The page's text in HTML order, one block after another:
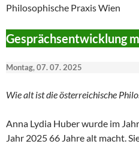
Philosophische Praxis Wien
Gesprächsentwicklung
Montag, 07. 07. 2025
Wie alt ist die österreichische
Anna Lydia Huber wurde im
Jahr 2025 66 Jahre alt macht.